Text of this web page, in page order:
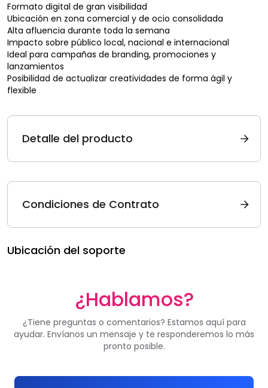
Formato digital de gran visibilidad
Ubicación en zona comercial y de ocio consolidada
Alta afluencia durante toda la semana
Impacto sobre público local, nacional e internacional
Ideal para campañas de branding, promociones y
lanzamientos
Posibilidad de actualizar creatividades de forma ágil y
flexible
Detalle del producto
Condiciones de Contrato
Ubicación del soporte
¿Hablamos?
¿Tiene preguntas o comentarios? Estamos aquí para
ayudar. Envíanos un mensaje y te responderemos lo más
pronto posible.